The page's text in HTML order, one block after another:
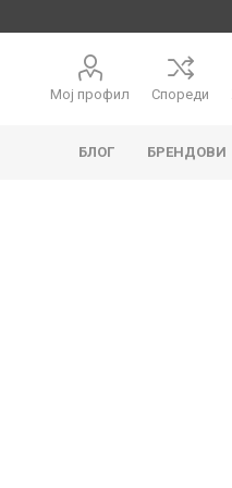
Мој профил Спореди
БЛОГ БРЕНДОВИ